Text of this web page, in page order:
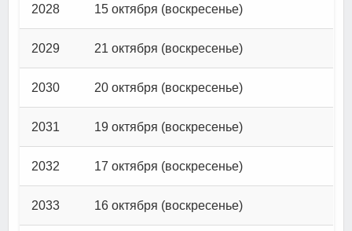
2028 15 октября (воскресенье)
2029 21 октября (воскресенье)
2030 20 октября (воскресенье)
2031 19 октября (воскресенье)
2032 17 октября (воскресенье)
2033 16 октября (воскресенье)